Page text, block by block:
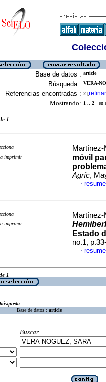
Base de datos : article
Búsqueda : VERA-
Referencias encontradas : 2 [refinar
Mostrando: 1 .. 2 en
1
imprimir
móvil
Agríc,
·
imprimir
Estado
no.1,
·
1
Base de datos : article
Buscar